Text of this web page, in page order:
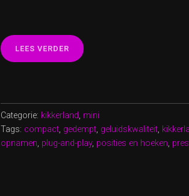
LEES VERDER “COMPACTE
KIKKERLAND
GELUIDSOPNAMES
ONDERWEG”
Categorie: kikkerland, mini
Tags: compact, gedempt, geluidskwaliteit,
opnamen, plug-and-play, posities en hoeken,